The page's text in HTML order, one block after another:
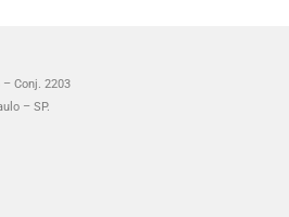
– Conj. 2203
– SP.